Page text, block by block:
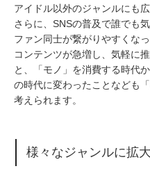
アイドル以外のジャンルにも広
さらに、SNSの普及で誰でも
ファン同士が繋がりやすくな
コンテンツが急増し、気軽に
と、「モノ」を消費する時代
の時代に変わったことなども
考えられます。
様々なジャンルに拡